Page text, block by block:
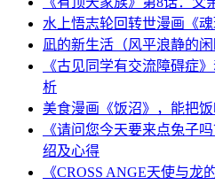
水上悟志轮回转世漫画《
凪的新生活（风平浪静的
《古见同学有交流障碍症
析
美食漫画《饭沼》，能把
《请问您今天要来点兔子
绍及心得
《CROSS ANGE天使与龙